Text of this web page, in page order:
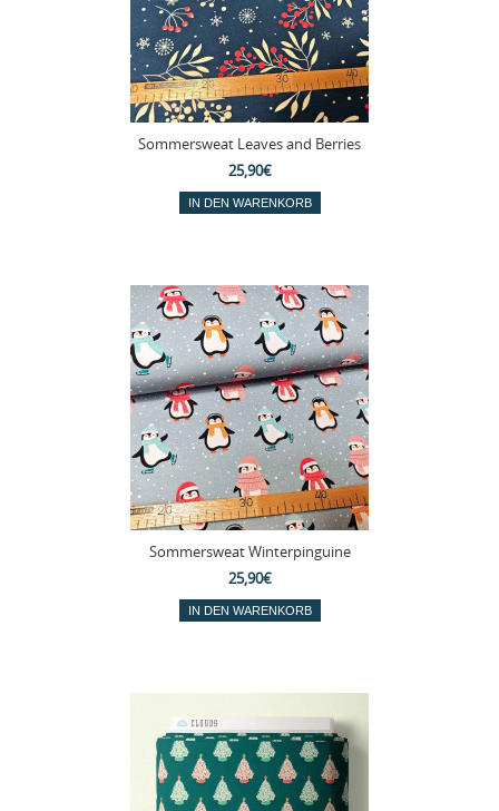
Sommersweat Leaves and Berries
25,90€
Sommersweat Winterpinguine
25,90€